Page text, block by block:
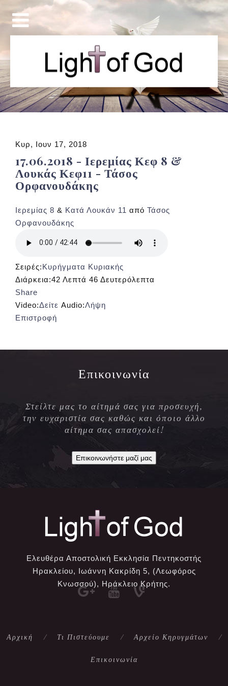
Κυρ, Ιουν 17, 2018
17.06.2018 - Ιερεμίας Κεφ 8 &
Λουκάς Κεφ11 - Τάσος
Ορφανουδάκης
Ιερεμίας 8 & Κατά Λουκάν 11 από Τάσος
Ορφανουδάκης
Σειρές:Κυρήγματα Κυριακής
Διάρκεια:42 Λεπτά 46 Δευτερόλεπτα
Share
Video:Δείτε Audio:Λήψη
Επιστροφή
Επικοινωνία
Στείλτε μας το αίτημά σας για προσευχή,
την ευχαριστία σας καθώς και όποιο άλλο
αίτημα σας απασχολεί!
Επικοινωνήστε μαζί μας
Ελευθέρα Αποστολική Εκκλησία Πεντηκοστής
Ηρακλείου, Ιωάννη Κακρίδη 5, (Λεωφόρος
Κνωσσού), Ηράκλειο Κρήτης.
Αρχική Τι Πιστεύουμε Αρχείο Κηρυγμάτων
Επικοινωνία